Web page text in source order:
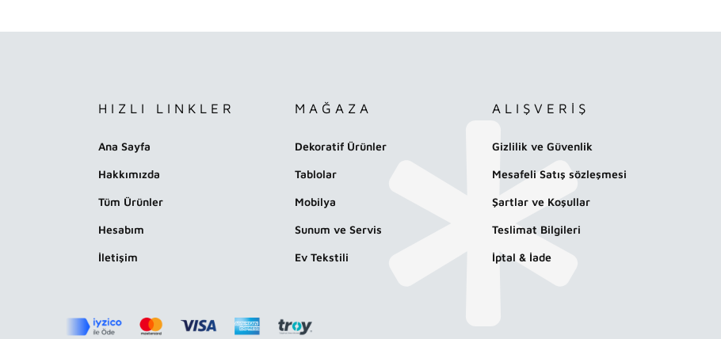
HIZLI LINKLER
Ana Sayfa
Hakkımızda
Tüm Ürünler
Hesabım
İletişim
MAĞAZA
Dekoratif Ürünler
Tablolar
Mobilya
Sunum ve Servis
Ev Tekstili
ALIŞVERİŞ
Gizlilik ve Güvenlik
Mesafeli Satış sözleşmesi
Şartlar ve Koşullar
Teslimat Bilgileri
İptal & İade